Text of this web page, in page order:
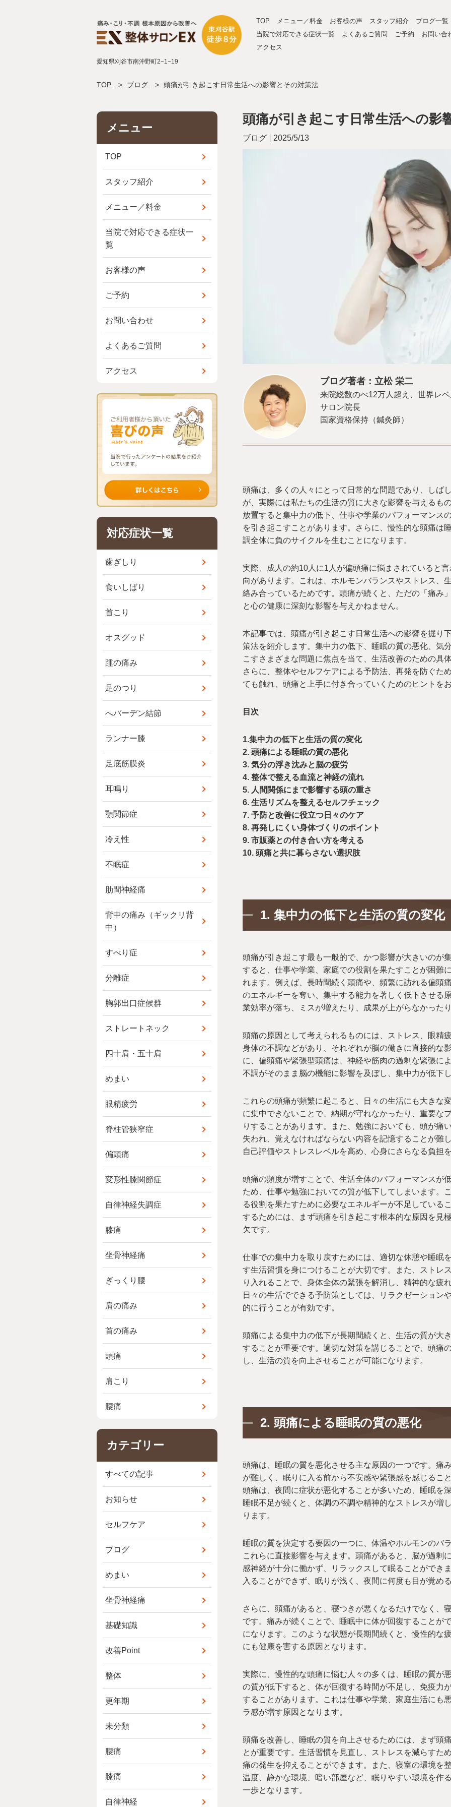
愛知県刈谷市南沖野町2−1−19
TOP メニュー／料金 お客様の声 スタッフ紹介
ブログ一覧
当院で対応できる症状一覧
よくあるご質問 ご予約
お問い合
アクセス
TOP ブログ 頭痛が引き起こす日常生活への影響とその対策法
頭痛が引き起こす日常生活への影
ブログ 2025/5/13
ブログ著者：立松 栄二
来院総数のべ12万人超え、世界レ
サロン院長
国家資格保持（鍼灸師）
頭痛は、多くの人々にとって日常的な問題であり、しば
が、実際には私たちの生活の質に大きな影響を与えるも
放置すると集中力の低下、仕事や学業のパフォーマンス
を引き起こすことがあります。さらに、慢性的な頭痛は
調全体に負のサイクルを生むことになります。
実際、成人の約10人に1人が偏頭痛に悩まされていると
向があります。これは、ホルモンバランスやストレス、
絡み合っているためです。頭痛が続くと、ただの「痛み
と心の健康に深刻な影響を与えかねません。
本記事では、頭痛が引き起こす日常生活への影響を掘り
策法を紹介します。集中力の低下、睡眠の質の悪化、気
こすさまざまな問題に焦点を当て、生活改善のための具
さらに、整体やセルフケアによる予防法、再発を防ぐた
ても触れ、頭痛と上手に付き合っていくためのヒントを
目次
1.集中力の低下と生活の質の変化
2. 頭痛による睡眠の質の悪化
3. 気分の浮き沈みと脳の疲労
4. 整体で整える血流と神経の流れ
5. 人間関係にまで影響する頭の重さ
6. 生活リズムを整えるセルフチェック
7. 予防と改善に役立つ日々のケア
8. 再発しにくい身体づくりのポイント
9. 市販薬との付き合い方を考える
10. 頭痛と共に暮らさない選択肢
1. 集中力の低下と生活の質の変化
頭痛が引き起こす最も一般的で、かつ影響が大きいのが
すると、仕事や学業、家庭での役割を果たすことが困難
れます。例えば、長時間続く頭痛や、頻繁に訪れる偏頭
のエネルギーを奪い、集中する能力を著しく低下させる
業効率が落ち、ミスが増えたり、成果が上がらなかったり
頭痛の原因として考えられるものには、ストレス、眼精
身体の不調などがあり、それぞれが脳の働きに直接的な
に、偏頭痛や緊張型頭痛は、神経や筋肉の過剰な緊張に
不調がそのまま脳の機能に影響を及ぼし、集中力が低下し
これらの頭痛が頻繁に起こると、日々の生活にも大きな
に集中できないことで、納期が守れなかったり、重要な
りすることがあります。また、勉強においても、頭が痛
失われ、覚えなければならない内容を記憶することが難
自己評価やストレスレベルを高め、心身にさらなる負担
頭痛の頻度が増すことで、生活全体のパフォーマンスが
ため、仕事や勉強においての質が低下してしまいます。
る役割を果たすために必要なエネルギーが不足している
するためには、まず頭痛を引き起こす根本的な原因を見
欠です。
仕事での集中力を取り戻すためには、適切な休憩や睡眠
す生活習慣を身につけることが大切です。また、ストレ
り入れることで、身体全体の緊張を解消し、精神的な疲
日々の生活でできる予防策としては、リラクゼーション
的に行うことが有効です。
頭痛による集中力の低下が長期間続くと、生活の質が大
することが重要です。適切な対策を講じることで、頭痛
し、生活の質を向上させることが可能になります。
2. 頭痛による睡眠の質の悪化
頭痛は、睡眠の質を悪化させる主な原因の一つです。痛
が難しく、眠りに入る前から不安感や緊張感を感じるこ
頭痛は、夜間に症状が悪化することが多いため、睡眠を
睡眠不足が続くと、体調の不調や精神的なストレスが増
ります。
睡眠の質を決定する要因の一つに、体温やホルモンのバ
これらに直接影響を与えます。頭痛があると、脳が過剰
感神経が十分に働かず、リラックスして眠ることができ
入ることができず、眠りが浅く、夜間に何度も目が覚め
さらに、頭痛があると、寝つきが悪くなるだけでなく、
です。痛みが続くことで、睡眠中に体が回復することが
になります。このような状態が長期間続くと、慢性的な
にも健康を害する原因となります。
実際に、慢性的な頭痛に悩む人々の多くは、睡眠の質が
の質が低下すると、体が回復する時間が不足し、免疫力
することがあります。これは仕事や学業、家庭生活にも
ラ感が増す原因となります。
頭痛を改善し、睡眠の質を向上させるためには、まず頭
とが重要です。生活習慣を見直し、ストレスを減らすた
痛の発生を抑えることができます。また、寝室の環境を
温度、静かな環境、暗い部屋など、眠りやすい環境を作
一歩となります。
メニュー
TOP
スタッフ紹介
メニュー／料金
当院で対応できる症状一
覧
お客様の声
ご予約
お問い合わせ
よくあるご質問
アクセス
対応症状一覧
歯ぎしり
食いしばり
首こり
オスグッド
踵の痛み
足のつり
へバーデン結節
ランナー膝
足底筋膜炎
耳鳴り
顎関節症
冷え性
不眠症
肋間神経痛
背中の痛み（ギックリ背
中）
すべり症
分離症
胸郭出口症候群
ストレートネック
四十肩・五十肩
めまい
眼精疲労
脊柱管狭窄症
偏頭痛
変形性膝関節症
自律神経失調症
膝痛
坐骨神経痛
ぎっくり腰
肩の痛み
首の痛み
頭痛
肩こり
腰痛
カテゴリー
すべての記事
お知らせ
セルフケア
ブログ
めまい
坐骨神経痛
基礎知識
改善Point
整体
更年期
未分類
腰痛
膝痛
自律神経